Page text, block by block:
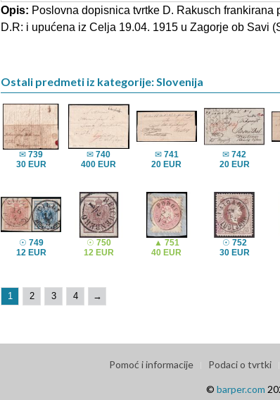
Opis: Poslovna dopisnica tvrtke D. Rakusch frankirana
D.R: i upućena iz Celja 19.04. 1915 u Zagorje ob Savi
Ostali predmeti iz kategorije: Slovenija
✉739
30 EUR
✉740
400 EUR
✉ 741
20 EUR
✉742
20 EUR
☉ 749
12 EUR
☉ 750
12 EUR
▲ 751
40 EUR
☉ 752
30 EUR
1 2 3 4 →
Pomoć i informacije Podaci o tvrtki
© barper.com